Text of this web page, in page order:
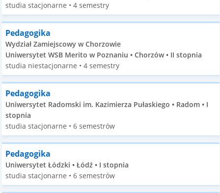
studia stacjonarne • 4 semestry
Pedagogika
Wydział Zamiejscowy w Chorzowie
Uniwersytet WSB Merito w Poznaniu • Chorzów • II stopnia
studia niestacjonarne • 4 semestry
Pedagogika
Uniwersytet Radomski im. Kazimierza Pułaskiego • Radom • I
stopnia
studia stacjonarne • 6 semestrów
Pedagogika
Uniwersytet Łódzki • Łódź • I stopnia
studia stacjonarne • 6 semestrów